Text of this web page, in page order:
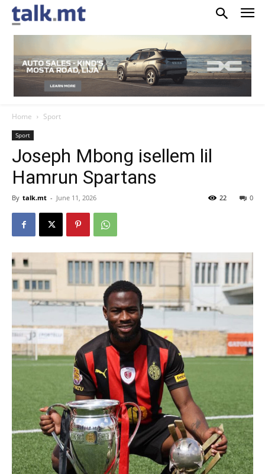
Home Sport
Sport
Joseph Mbong isellem lil
Hamrun Spartans
By talk.mt - June 11, 2026 0
22